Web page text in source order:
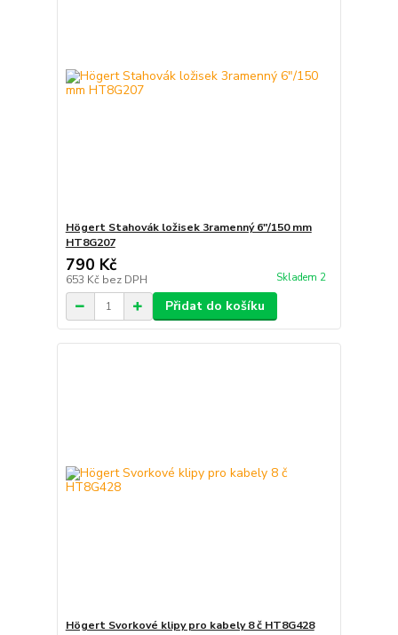
Högert Stahovák ložisek 3ramenný 6″/150 mm
HT8G207
790 Kč
653 Kč bez DPH Skladem 2
Přidat do košíku
Högert Svorkové klipy pro kabely 8 č HT8G428